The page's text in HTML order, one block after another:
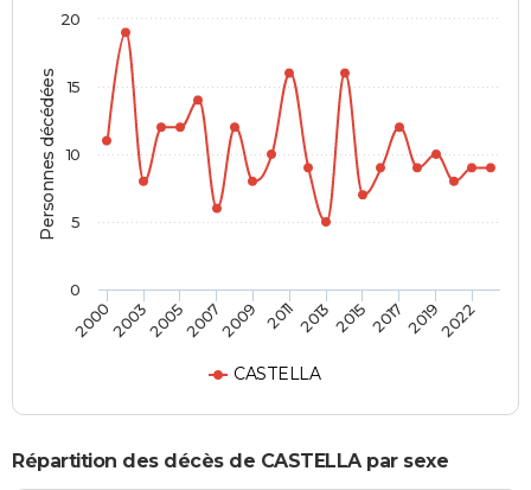
Personnes décédées
CASTELLA
20002003200520072009 201120132015201720192022
0
5
10
15
20
Répartition des décès de CASTELLA par sexe